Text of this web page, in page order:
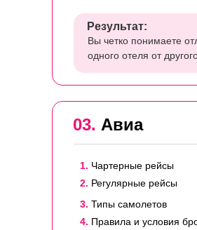
Результат:
Вы четко понимаете
одного отеля от
03. Авиа
3. Типы самолетов
4. Правила и условия
2. Регулярные рейсы
1. Чартерные рейсы